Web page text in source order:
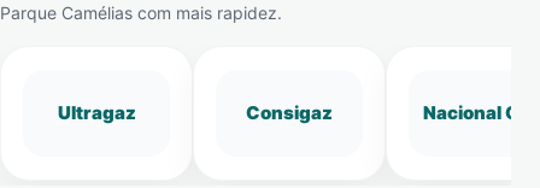
Parque Camélias com mais rapidez.
Ultragaz Consigaz Nacional Gás